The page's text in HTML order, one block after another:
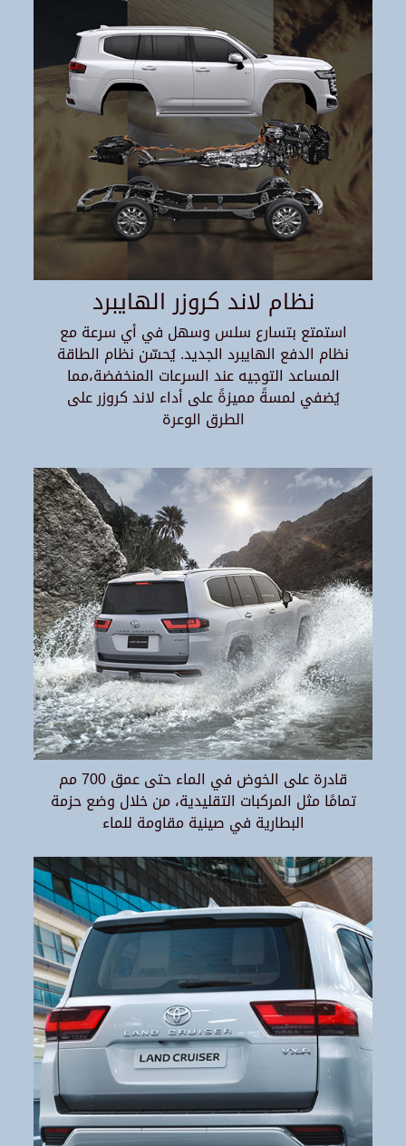
نظام لاند كروزر الهايبرد
استمتع بتسارع سلس وسهل في أي سرعة مع
نظام الدفع الهايبرد الجديد. يُحسّن نظام الطاقة
المساعد التوجيه عند السرعات المنخفضة،مما
يُضفي لمسةً مميزةً على أداء لاند كروزر على
الطرق الوعرة
قادرة على الخوض في الماء حتى عمق 700 مم
تمامًا مثل المركبات التقليدية، من خلال وضع حزمة
البطارية في صينية مقاومة للماء